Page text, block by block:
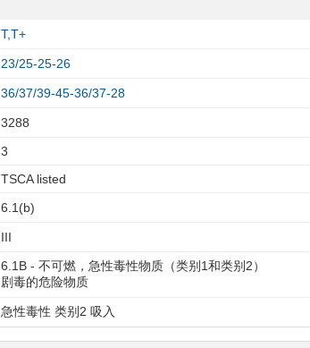
T,T+
23/25-25-26
36/37/39-45-36/37-28
3288
3
TSCA listed
6.1(b)
III
6.1B - 不可燃，急性毒性物质（类别1和类别2）
剧毒的危险物质
急性毒性 类别2 吸入